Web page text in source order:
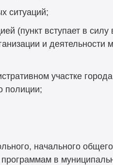
ситуаций;
(пункт вступает в силу
и деятельности
участке
полиции;
начального
в